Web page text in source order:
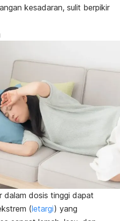
kesadaran, sulit berpikir
dalam dosis tinggi dapat
(letargi) yang